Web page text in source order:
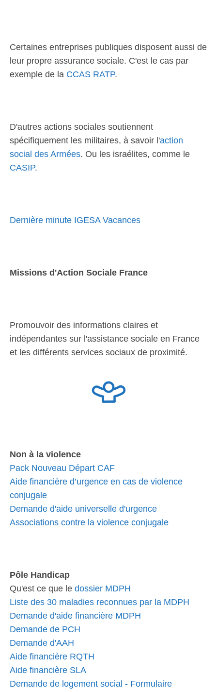
Certaines entreprises publiques disposent aussi de
leur propre assurance sociale. C'est le cas par
exemple de la CCAS RATP.
D'autres actions sociales soutiennent
spécifiquement les militaires, à savoir l'action
social des Armées. Ou les israélites, comme le
CASIP.
Dernière minute IGESA Vacances
Missions d'Action Sociale France
Promouvoir des informations claires et
indépendantes sur l'assistance sociale en France
et les différents services sociaux de proximité.
Non à la violence
Pack Nouveau Départ CAF
Aide financière d’urgence en cas de violence
conjugale
Demande d'aide universelle d'urgence
Associations contre la violence conjugale
Pôle Handicap
Qu'est ce que le dossier MDPH
Liste des 30 maladies reconnues par la MDPH
Demande d'aide financière MDPH
Demande de PCH
Demande d'AAH
Aide financière RQTH
Aide financière SLA
Demande de logement social - Formulaire